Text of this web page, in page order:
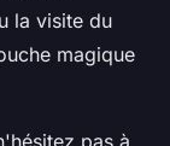
la visite du
magique
pas à